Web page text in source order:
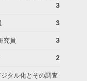
3
3
究員 3
2
タル化とその調査